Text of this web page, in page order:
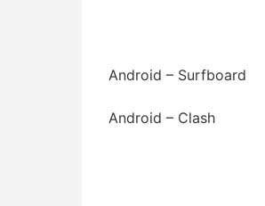
Android – Surfboard
Android – Clash